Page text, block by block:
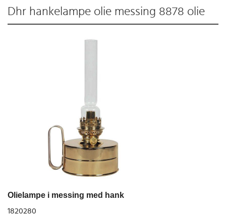
Dhr hankelampe olie messing 8878 olie
Olielampe i messing med hank
1820280